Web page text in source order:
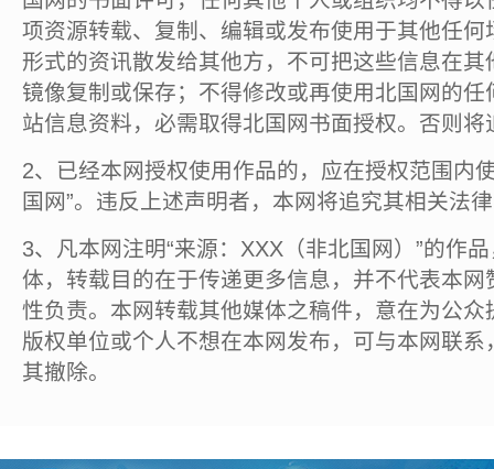
项资源转载、复制、编辑或发布使用于其他任
形式的资讯散发给其他方，不可把这些信息在
镜像复制或保存；不得修改或再使用北国网的
站信息资料，必需取得北国网书面授权。否则将
2、已经本网授权使用作品的，应在授权范围内
国网”。违反上述声明者，本网将追究其相关法
3、凡本网注明“来源：XXX（非北国网）”的作
体，转载目的在于传递更多信息，并不代表本
性负责。本网转载其他媒体之稿件，意在为公
版权单位或个人不想在本网发布，可与本网联
其撤除。